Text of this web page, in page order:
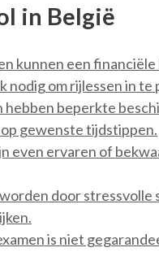
in België
kunnen een
nodig om rijlessen in te
hebben beperkte
gewenste tijdstippen.
even ervaren of
door
is niet